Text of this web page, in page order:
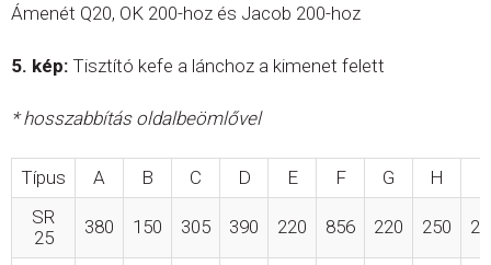
Ámenét Q20, OK 200-hoz és Jacob 200-hoz
5. kép: Tisztító kefe a lánchoz a kimenet felett
* hosszabbítás oldalbeömlővel
Típus A B C D E F G H
SR
25
380 150 305 390 220 856 220 250